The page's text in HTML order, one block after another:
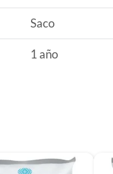
Saco
1 año